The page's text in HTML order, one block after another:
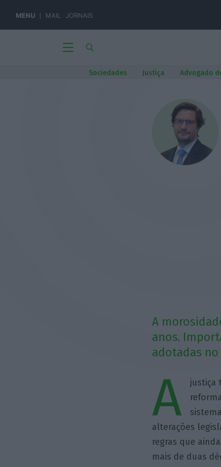
MENU MAIL JORNAIS
Sociedades Justiça Advogado
A
anos.
adotadas
A
justiça
alterações
regras que
mais de duas